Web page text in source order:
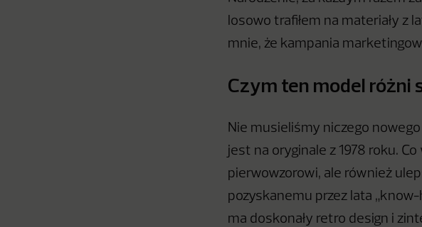
losowo trafiłem na materiały z
mnie, że kampania
Czym ten model różni
Nie musieliśmy niczego
jest na oryginale z 1978 roku.
pierwowzorowi, ale również
pozyskanemu przez lata
ma doskonały retro design i